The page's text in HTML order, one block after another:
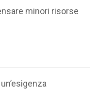
minori risorse